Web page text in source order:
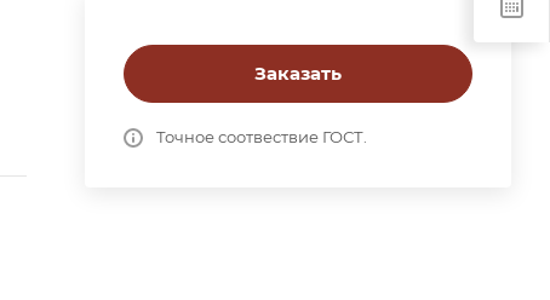
Заказать
Точное соотвествие ГОСТ.